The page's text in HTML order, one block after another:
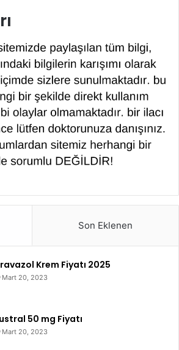
Son Eklenen
Krem Fiyatı 2025
Mart 20, 2023
50 mg Fiyatı
Mart 20, 2023